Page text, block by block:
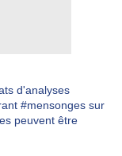
d'analyses
#mensonges sur
peuvent être